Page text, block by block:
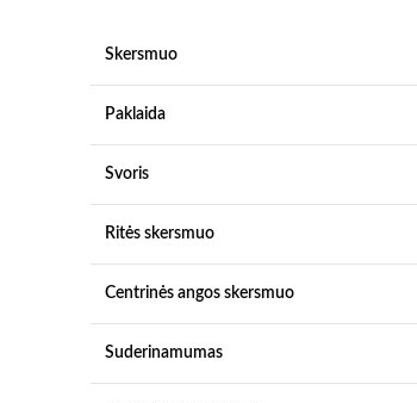
Skersmuo
Paklaida
Svoris
Ritės skersmuo
Centrinės angos skersmuo
Suderinamumas